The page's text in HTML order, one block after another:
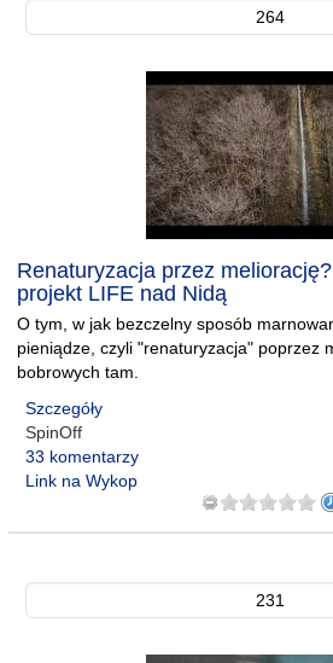
264
Renaturyzacja przez
projekt LIFE nad Nidą
O tym, w jak bezczelny sposób
pieniądze, czyli "renaturyzacja" poprzez
bobrowych tam.
Szczegóły
SpinOff
33 komentarzy
Link na Wykop
231